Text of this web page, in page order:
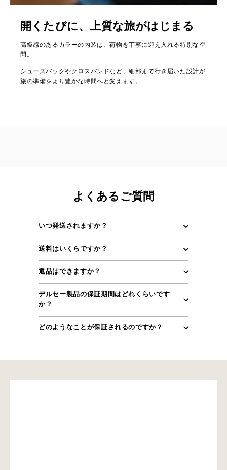
開くたびに、上質な旅がはじまる
高級感のあるカラーの内装は、荷物を丁寧に迎え入れる特別な空
間。
シューズバッグやクロスバンドなど、細部まで行き届いた設計が
旅の準備をより豊かな時間へと変えます。
よくあるご質問
いつ発送されますか？
送料はいくらですか？
返品はできますか？
デルセー製品の保証期間はどれくらいです
か？
どのようなことが保証されるのですか？